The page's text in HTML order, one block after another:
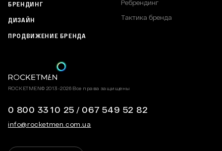
БРЕНДИНГ
ДИЗАЙН
ПРОДВИЖЕНИЕ БРЕНДА
Ребрендинг
Тактика бренда
ROCKETMEN© 2013-2026 Все права защищены
0 800 33 10 25 / 067 549 52 82
info@rocketmen.com.ua